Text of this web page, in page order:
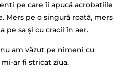
pe care îi apucă acrobațiile
Mers pe o singură roată, mers
pe șa și cu cracii în aer.
am văzut pe nimeni cu
ar fi stricat ziua.